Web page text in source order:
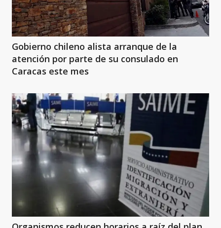
Gobierno chileno alista arranque de la
atención por parte de su consulado en
Caracas este mes